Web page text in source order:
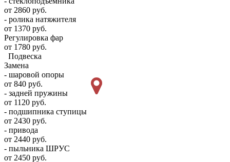
от 2860 руб.
- ролика натяжителя
от 1370 руб.
Регулировка фар
от 1780 руб.
Подвеска
Замена
- шаровой опоры
от 840 руб.
- задней пружины
от 1120 руб.
- подшипника ступицы
от 2430 руб.
- привода
от 2440 руб.
- пыльника ШРУС
от 2450 руб.